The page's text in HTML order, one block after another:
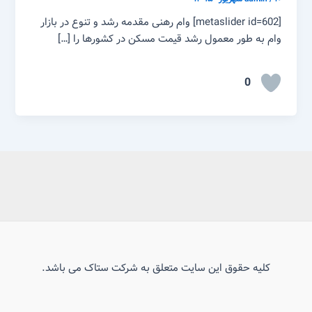
[metaslider id=602] وام رهنی مقدمه رشد و تنوع در بازار
وام به طور معمول رشد قیمت مسکن در کشورها را […]
0
کلیه حقوق این سایت متعلق به شرکت ستاک می باشد.